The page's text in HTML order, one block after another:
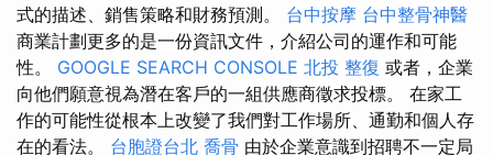
式的描述、銷售策略和財務預測。 台中按摩 台中整骨神醫
商業計劃更多的是一份資訊文件，介紹公司的運作和可能
性。 GOOGLE SEARCH CONSOLE 北投 整復 或者，企業
向他們願意視為潛在客戶的一組供應商徵求投標。 在家工
作的可能性從根本上改變了我們對工作場所、通勤和個人存
在的看法。 台胞證台北 喬骨 由於企業意識到招聘不一定局